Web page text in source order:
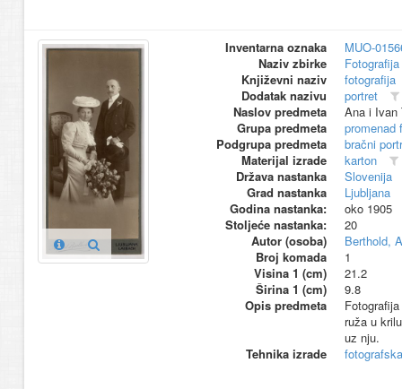
Inventarna oznaka
MUO-
Naziv zbirke
Književni naziv
fotografija
Dodatak nazivu
portret
Naslov predmeta
Ana i Ivan
Grupa predmeta
promenad
Podgrupa predmeta
bračni
Materijal izrade
karton
Država nastanka
Slovenija
Grad nastanka
Ljubljana
Godina nastanka:
oko 1905
Stoljeće nastanka:
20
Autor (osoba)
Berthold,
Broj komada
1
Visina 1 (cm)
21.2
Širina 1 (cm)
9.8
Opis predmeta
ruža u
uz nju.
Tehnika izrade
fotografska